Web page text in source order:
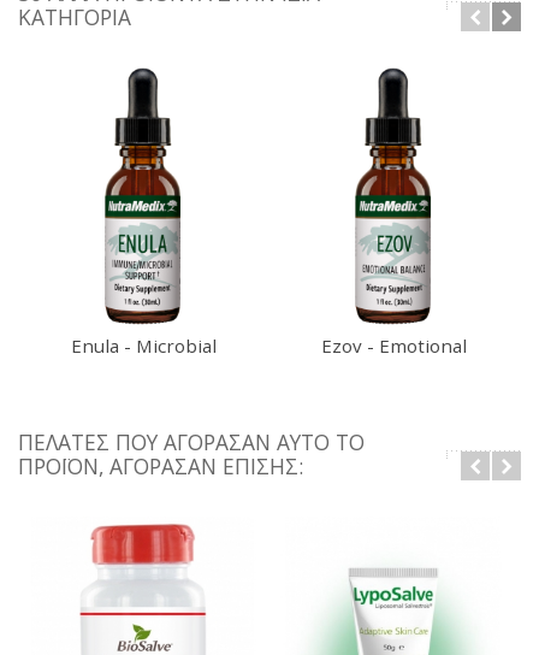
ΚΑΤΗΓΟΡΊΑ
Enula - Microbial
Ezov - Emotional
ΠΕΛΆΤΕΣ ΠΟΥ ΑΓΌΡΑΣΑΝ ΑΥΤΌ ΤΟ
ΠΡΟΪΌΝ, ΑΓΌΡΑΣΑΝ ΕΠΊΣΗΣ: